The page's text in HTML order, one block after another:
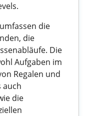
die
die
Die
Aufgaben im
Regalen und
auch
die